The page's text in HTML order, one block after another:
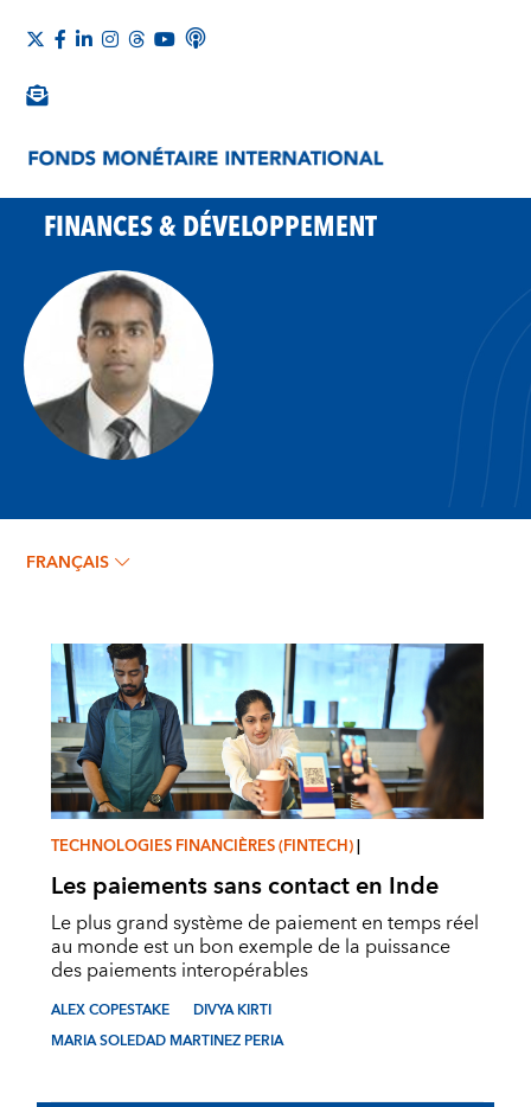
FINANCES & DÉVELOPPEMENT
DIVYA KIRTI
FRANÇAIS
TECHNOLOGIES FINANCIÈRES (FINTECH)|
Les paiements sans contact en Inde
Le plus grand système de paiement en temps réel
au monde est un bon exemple de la puissance
des paiements interopérables
ALEX COPESTAKE
DIVYA KIRTI
MARIA SOLEDAD MARTINEZ PERIA